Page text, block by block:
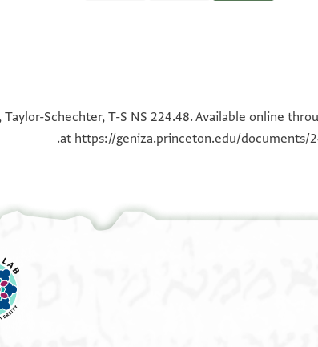
Schechter, T-S NS 224.48. Available online
at https://geniza.princeton.edu/documents/